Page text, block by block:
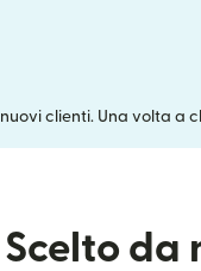
nuovi clienti. Una volta a
Scelto da